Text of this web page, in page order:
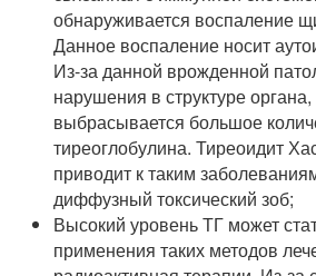
обнаруживается воспаление
Данное воспаление носит
Из-за данной врожденной
нарушения в структуре органа,
выбрасывается большое
тиреоглобулина. Тиреоидит
приводит к таким
диффузный токсический зоб;
Высокий уровень ТГ может
применения таких методов